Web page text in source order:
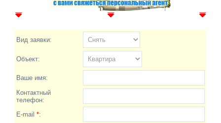
Вид заявки:
Объект:
Ваше имя:
Контактный
телефон:
E-mail *: